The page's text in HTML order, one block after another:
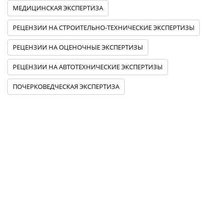
МЕДИЦИНСКАЯ ЭКСПЕРТИЗА
РЕЦЕНЗИИ НА СТРОИТЕЛЬНО-ТЕХНИЧЕСКИЕ ЭКСПЕРТИЗЫ
РЕЦЕНЗИИ НА ОЦЕНОЧНЫЕ ЭКСПЕРТИЗЫ
РЕЦЕНЗИИ НА АВТОТЕХНИЧЕСКИЕ ЭКСПЕРТИЗЫ
ПОЧЕРКОВЕДЧЕСКАЯ ЭКСПЕРТИЗА